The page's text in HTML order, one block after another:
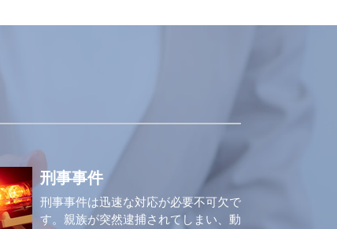
刑事事件
刑事事件は迅速な対応が必要不可欠で
す。親族が突然逮捕されてしまい、動